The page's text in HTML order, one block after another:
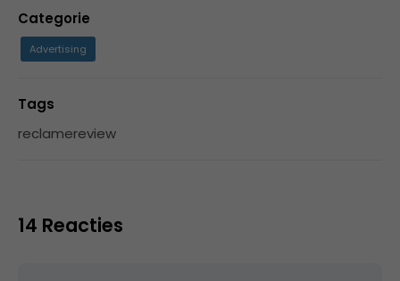
Categorie
Advertising
Tags
reclamereview
14 Reacties